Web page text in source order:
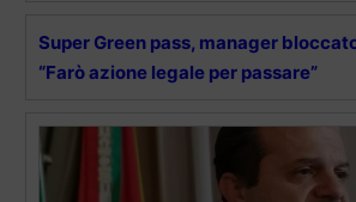
Super Green pass, manager
“Farò azione legale per passare”